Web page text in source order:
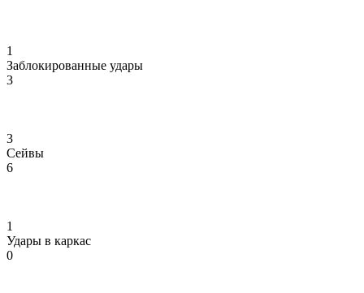
1
Заблокированные удары
3
3
Сейвы
6
1
Удары в каркас
0